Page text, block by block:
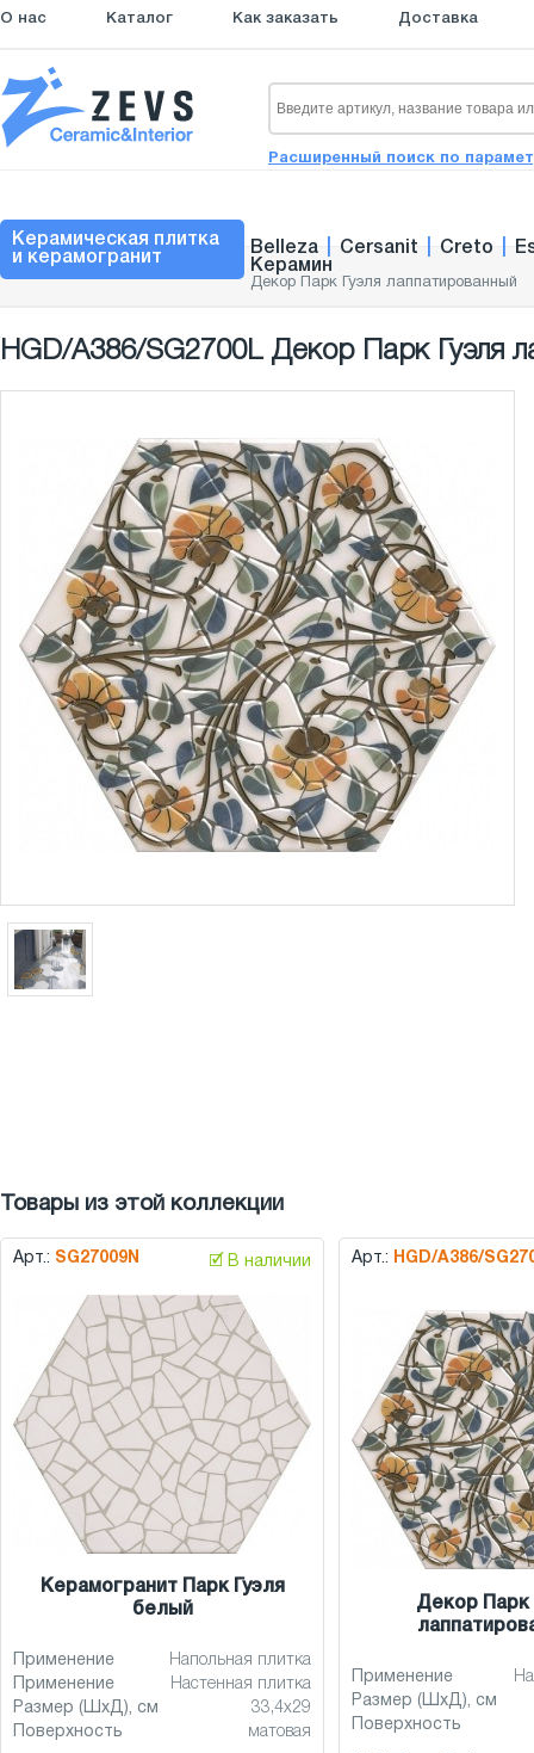
О нас Каталог Как заказать Доставка
Расширенный поиск по
Керамическая плитка
и керамогранит
Belleza Cersanit Creto
Керамин
Декор Парк Гуэля лаппатированный
HGD/A386/SG2700L Декор Парк Гуэля
Товары из этой коллекции
Арт.: SG27009N 🗹 В наличии
Керамогранит Парк Гуэля
белый
Применение
Напольная плитка
Применение
Настенная плитка
Размер (ШхД), см
33,4x29
Поверхность
матовая
Арт.: HGD/A386/
Декор Парк
Применение
Размер (ШхД), см
Поверхность